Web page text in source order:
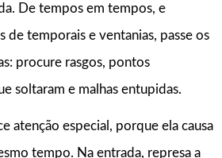
De tempos em tempos, e
de temporais e ventanias, passe os
procure rasgos, pontos
soltaram e malhas entupidas.
atenção especial, porque ela causa
tempo. Na entrada, represa a